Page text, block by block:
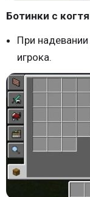
Ботинки с
При
игрока.